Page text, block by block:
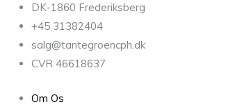
DK-1860 Frederiksberg
+45 31382404
salg@tantegroencph.dk
CVR 46618637
Om Os